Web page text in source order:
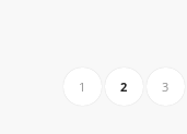
1 2 3